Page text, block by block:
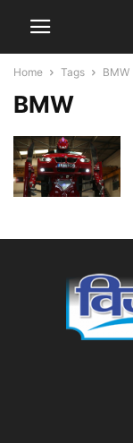
Home Tags BMW
BMW